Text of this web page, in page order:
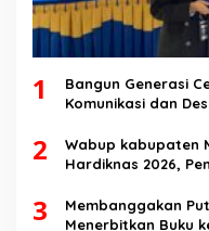
1
Bangun Generasi
Komunikasi dan
Speech di SMK
2
Wabup kabupaten
Hardiknas 2026,
3
Membanggakan
Menerbitkan Buku